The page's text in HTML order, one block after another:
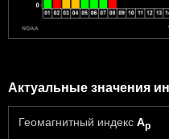
Актуальные значения
Геомагнитный индекс Ap